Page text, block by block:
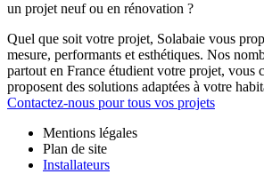
un projet neuf ou en rénovation ?
Quel que soit votre projet, Solabaie vous
mesure, performants et esthétiques. Nos
partout en France étudient votre projet, vous
proposent des solutions adaptées à votre
Contactez-nous pour tous vos projets
Mentions légales
Plan de site
Installateurs